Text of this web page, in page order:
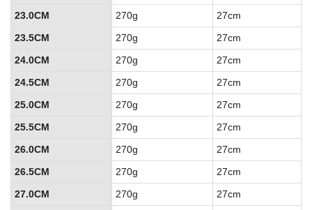
23.0CM
270g
27cm
23.5CM
270g
27cm
24.0CM
270g
27cm
24.5CM
270g
27cm
25.0CM
270g
27cm
25.5CM
270g
27cm
26.0CM
270g
27cm
26.5CM
270g
27cm
27.0CM
270g
27cm